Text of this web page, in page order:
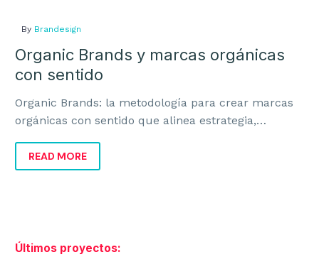
By Brandesign
Organic Brands y marcas orgánicas
con sentido
Organic Brands: la metodología para crear marcas
orgánicas con sentido que alinea estrategia,
READ MORE
Últimos proyectos: